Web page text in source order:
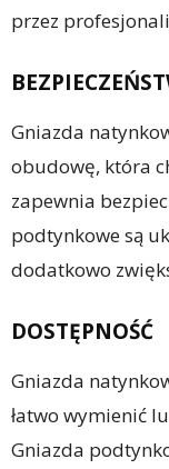
przez
Gniazda
obudowę, która
zapewnia
podtynkowe są
dodatkowo
DOSTĘPNOŚĆ
Gniazda
łatwo wymienić
Gniazda